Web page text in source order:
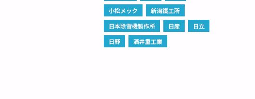
小松メック
新潟鐵工所
日本除雪機製作所
日産
日立
日野
酒井重工業